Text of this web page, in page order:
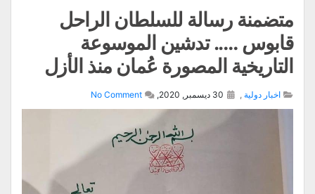
متضمنة رسالة للسلطان الراحل
قابوس ….. تدشين الموسوعة
التاريخية المصورة عُمان منذ الأزل
اخبار دولية ,
No Comment